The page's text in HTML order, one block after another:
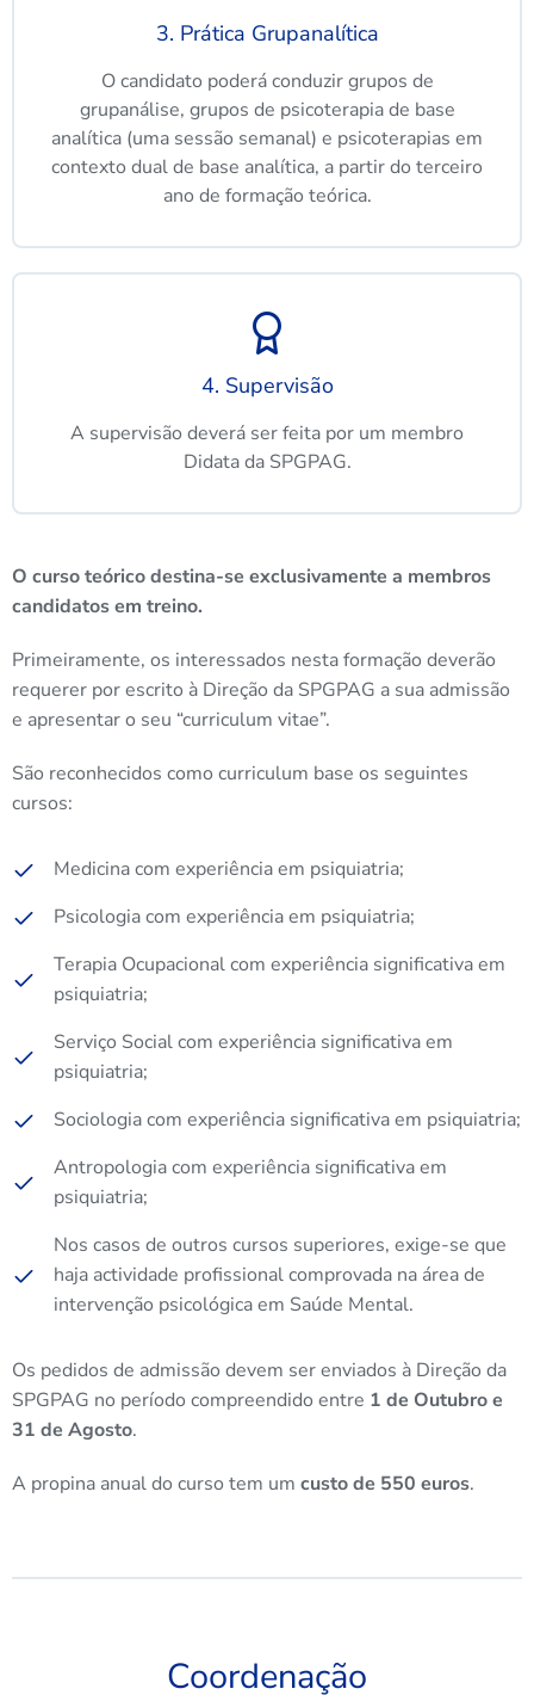
3. Prática Grupanalítica
O candidato poderá conduzir grupos de
grupanálise, grupos de psicoterapia de base
analítica (uma sessão semanal) e psicoterapias em
contexto dual de base analítica, a partir do terceiro
ano de formação teórica.
4. Supervisão
A supervisão deverá ser feita por um membro
Didata da SPGPAG.
O curso teórico destina-se exclusivamente a membros
candidatos em treino.
Primeiramente, os interessados nesta formação deverão
requerer por escrito à Direção da SPGPAG a sua admissão
e apresentar o seu “curriculum vitae”.
São reconhecidos como curriculum base os seguintes
cursos:
Medicina com experiência em psiquiatria;
Psicologia com experiência em psiquiatria;
Terapia Ocupacional com experiência significativa em
psiquiatria;
Serviço Social com experiência significativa em
psiquiatria;
Sociologia com experiência significativa em psiquiatria;
Antropologia com experiência significativa em
psiquiatria;
Nos casos de outros cursos superiores, exige-se que
haja actividade profissional comprovada na área de
intervenção psicológica em Saúde Mental.
Os pedidos de admissão devem ser enviados à Direção da
SPGPAG no período compreendido entre 1 de Outubro e
31 de Agosto.
A propina anual do curso tem um custo de 550 euros.
Coordenação